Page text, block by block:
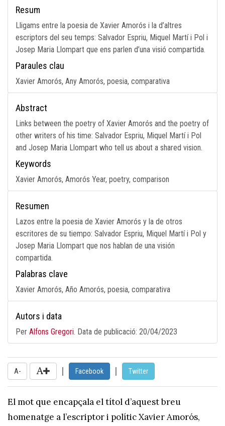
Resum
Lligams entre la poesia de Xavier Amorós i la d’altres
escriptors del seu temps: Salvador Espriu, Miquel Martí i Pol i
Josep Maria Llompart que ens parlen d’una visió compartida.
Paraules clau
Xavier Amorós, Any Amorós, poesia, comparativa
Abstract
Links between the poetry of Xavier Amorós and the poetry of
other writers of his time: Salvador Espriu, Miquel Martí i Pol
and Josep Maria Llompart who tell us about a shared vision.
Keywords
Xavier Amorós, Amorós Year, poetry, comparison
Resumen
Lazos entre la poesia de Xavier Amorós y la de otros
escritores de su tiempo: Salvador Espriu, Miquel Martí i Pol y
Josep Maria Llompart que nos hablan de una visión
compartida.
Palabras clave
Xavier Amorós, Año Amorós, poesia, comparativa
Autors i data
Per Alfons Gregori. Data de publicació: 20/04/2023
A- | Facebook | Twitter
El mot que encapçala el títol d’aquest breu
homenatge a l’escriptor i polític Xavier Amorós,